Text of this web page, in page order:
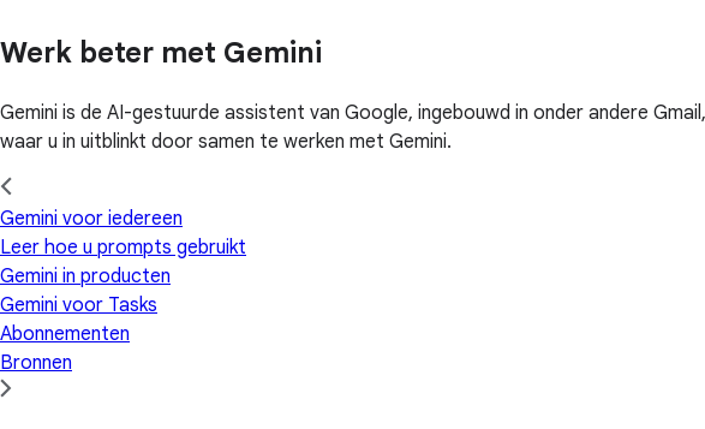
Werk beter met Gemini
Gemini is de AI-gestuurde assistent van Google, ingebouwd in onder andere
waar u in uitblinkt door samen te werken met Gemini.
Gemini voor iedereen
Leer hoe u prompts gebruikt
Gemini in producten
Gemini voor Tasks
Abonnementen
Bronnen